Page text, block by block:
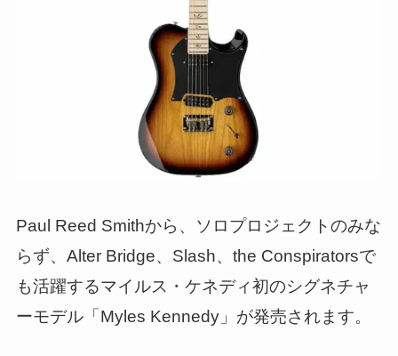
Paul Reed Smithから、ソロプロジェクトのみな
らず、Alter Bridge、Slash、the Conspiratorsで
も活躍するマイルス・ケネディ初のシグネチャ
ーモデル「Myles Kennedy」が発売されます。